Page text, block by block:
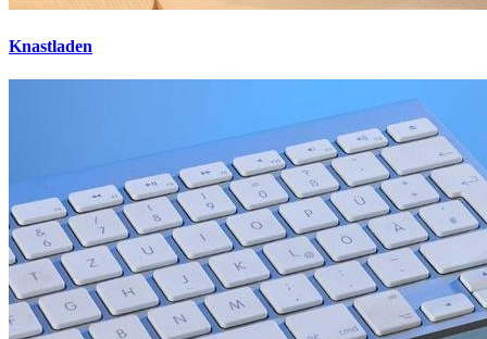
Knastladen